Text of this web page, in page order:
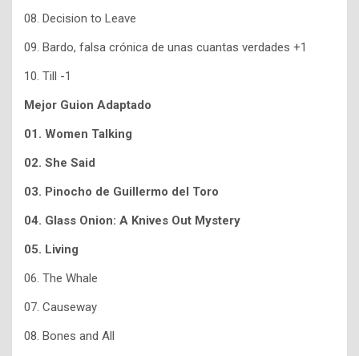
08. Decision to Leave
09. Bardo, falsa crónica de unas cuantas verdades +1
10. Till -1
Mejor Guion Adaptado
01. Women Talking
02. She Said
03. Pinocho de Guillermo del Toro
04. Glass Onion: A Knives Out Mystery
05. Living
06. The Whale
07. Causeway
08. Bones and All